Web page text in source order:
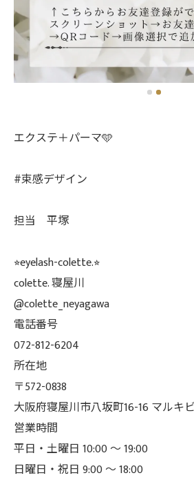
エクステ＋パーマ🩵
#束感デザイン
担当 平塚
⭐︎eyelash-colette.⭐︎
colette. 寝屋川
@colette_neyagawa
電話番号
072-812-6204
所在地
〒572-0838
大阪府寝屋川市八坂町16-16 マルキ
営業時間
平日・土曜日 10:00 ～ 19:00
日曜日・祝日 9:00 ～ 18:00